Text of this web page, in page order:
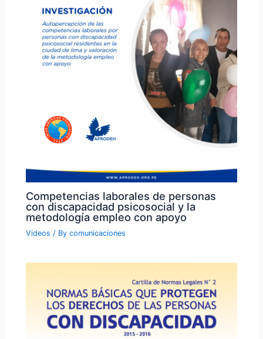
Competencias laborales de personas
con discapacidad psicosocial y la
metodología empleo con apoyo
Videos / Bycomunicaciones